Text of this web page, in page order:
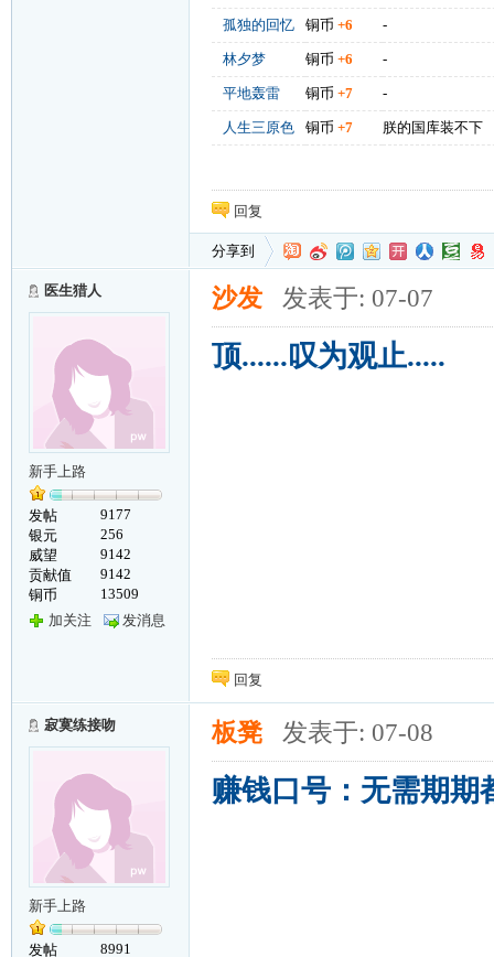
孤独的回忆 铜币 +6 -
林夕梦 铜币 +6 -
平地轰雷 铜币 +7 -
人生三原色 铜币 +7 朕的国库装不下
回复
分享到
医生猎人
新手上路
发帖
9177
银元
256
威望
9142
贡献值
9142
铜币
13509
加关注
发消息
沙发 发表于: 07-07
顶......叹为观止.....
回复
寂寞练接吻
新手上路
发帖 8991
板凳 发表于: 07-08
赚钱口号：无需期期